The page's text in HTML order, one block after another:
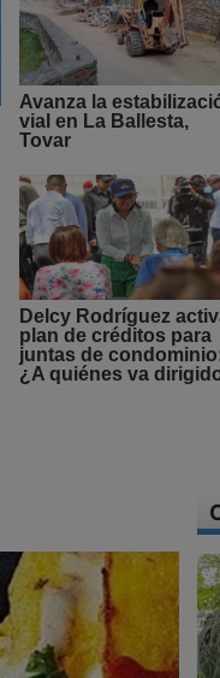
Avanza la
vial en La Ballesta,
Tovar
Delcy Rodríguez
plan de créditos para
juntas de
¿A quiénes va